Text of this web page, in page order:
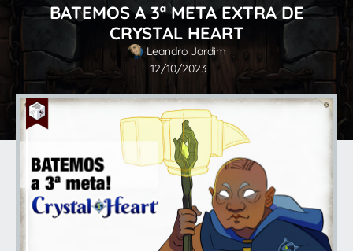
BATEMOS A 3ª META EXTRA DE
CRYSTAL HEART
Leandro Jardim
12/10/2023